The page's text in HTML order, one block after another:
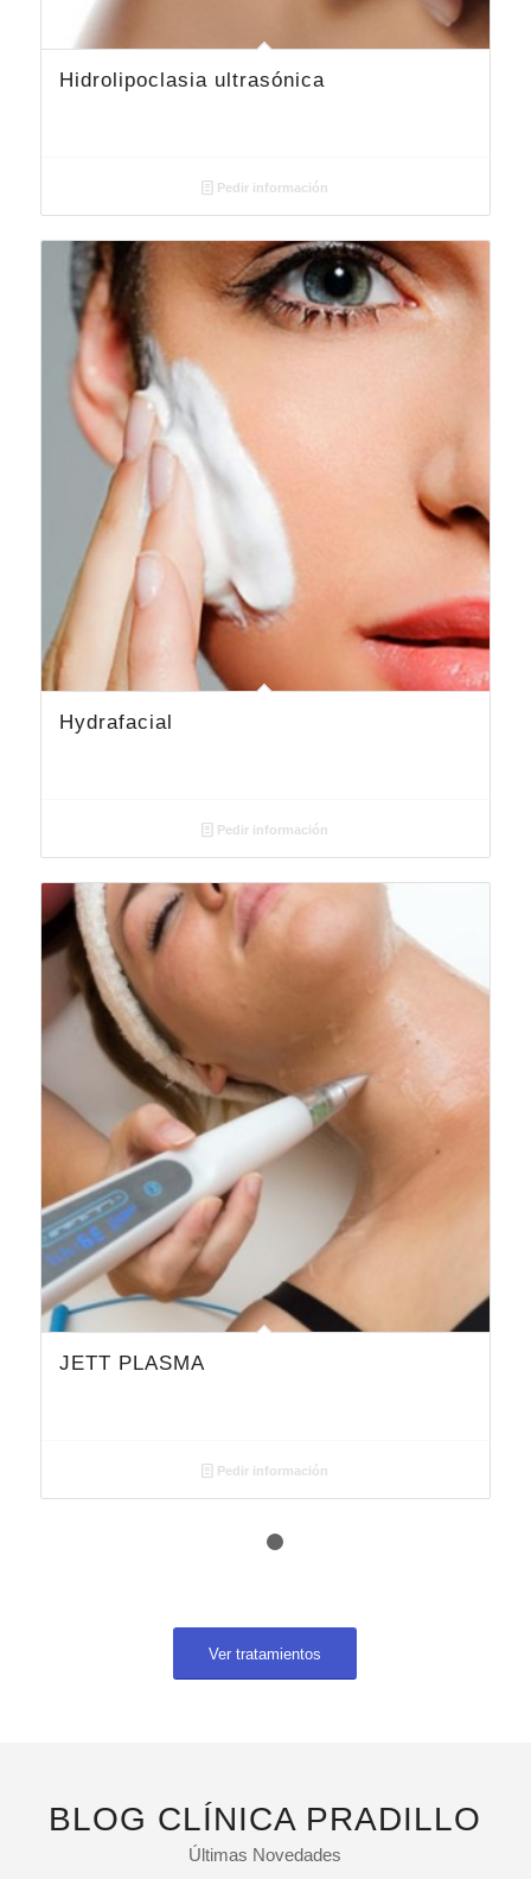
Hidrolipoclasia ultrasónica
Pedir información
Hydrafacial
Pedir información
JETT PLASMA
Pedir información
Ver tratamientos
BLOG CLÍNICA PRADILLO
Últimas Novedades